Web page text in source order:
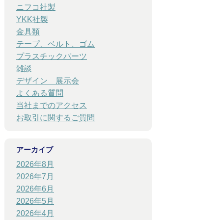
ニフコ社製
YKK社製
金具類
テープ、ベルト、ゴム
プラスチックパーツ
雑談
デザイン 展示会
よくある質問
当社までのアクセス
お取引に関するご質問
アーカイブ
2026年8月
2026年7月
2026年6月
2026年5月
2026年4月